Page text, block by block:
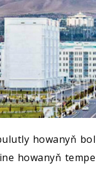
howanyň
howanyň